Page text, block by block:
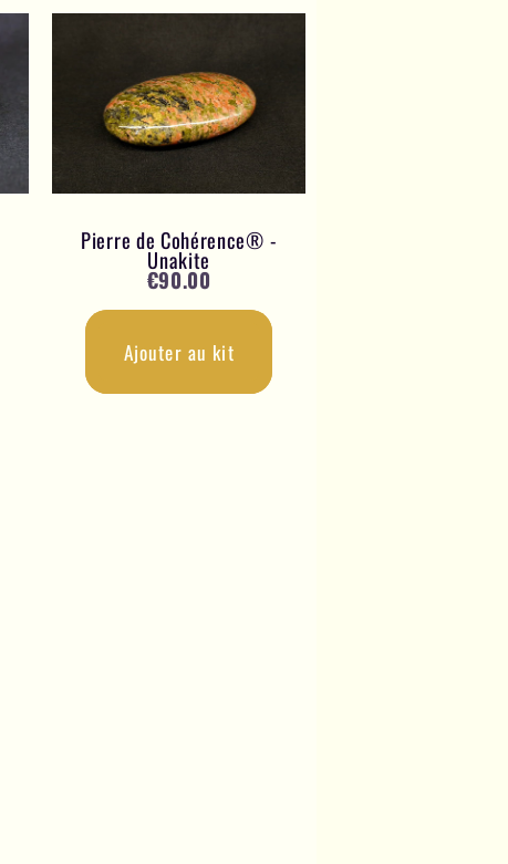
Pierre de Cohérence® -
Unakite
€90.00
Ajouter au kit